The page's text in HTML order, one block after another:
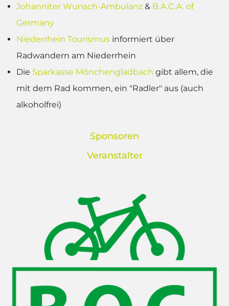
Johanniter Wunsch-Ambulanz & B.A.C.A. of
Germany
Niederrhein Tourismus informiert über
Radwandern am Niederrhein
Die Sparkasse Mönchengladbach gibt allem, die
mit dem Rad kommen, ein "Radler" aus (auch
alkoholfrei)
Sponsoren
Veranstalter